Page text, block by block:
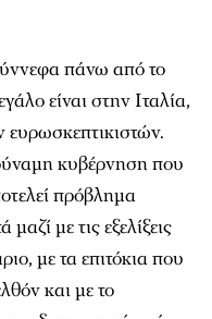
πάνω από το
κυβέρνηση που
πρόβλημα
με τις εξελίξεις
με τα επιτόκια που
και με το
δημιουργείται ένα
με πριν από τρεις